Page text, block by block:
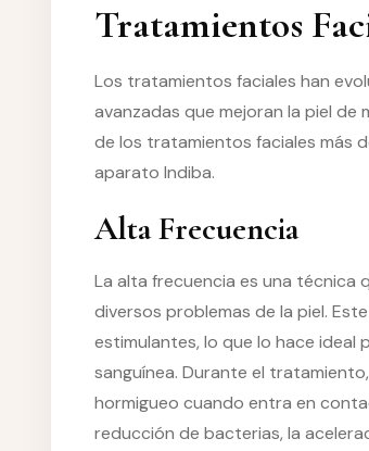
Tratamientos
Los tratamientos faciales han
avanzadas que mejoran la piel de
de los tratamientos faciales más
aparato Indiba.
Alta Frecuencia
La alta frecuencia es una
diversos problemas de la piel.
estimulantes, lo que lo hace ideal
sanguínea. Durante el
hormigueo cuando entra en
reducción de bacterias, la